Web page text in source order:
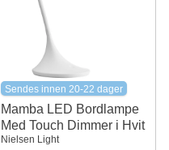
Sendes innen 20-22 dager
Mamba LED Bordlampe
Med Touch Dimmer i Hvit
Nielsen Light